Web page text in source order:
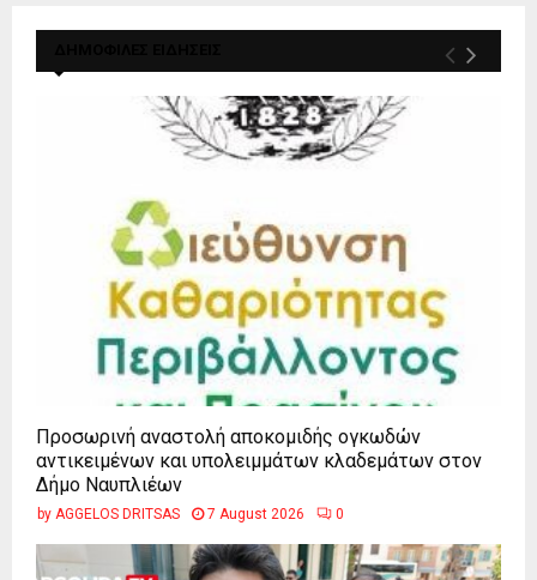
Προσωρινή αναστολή αποκομιδής ογκωδών
αντικειμένων και υπολειμμάτων κλαδεμάτων στον
Δήμο Ναυπλιέων
by AGGELOS DRITSAS 7 August 2026 0